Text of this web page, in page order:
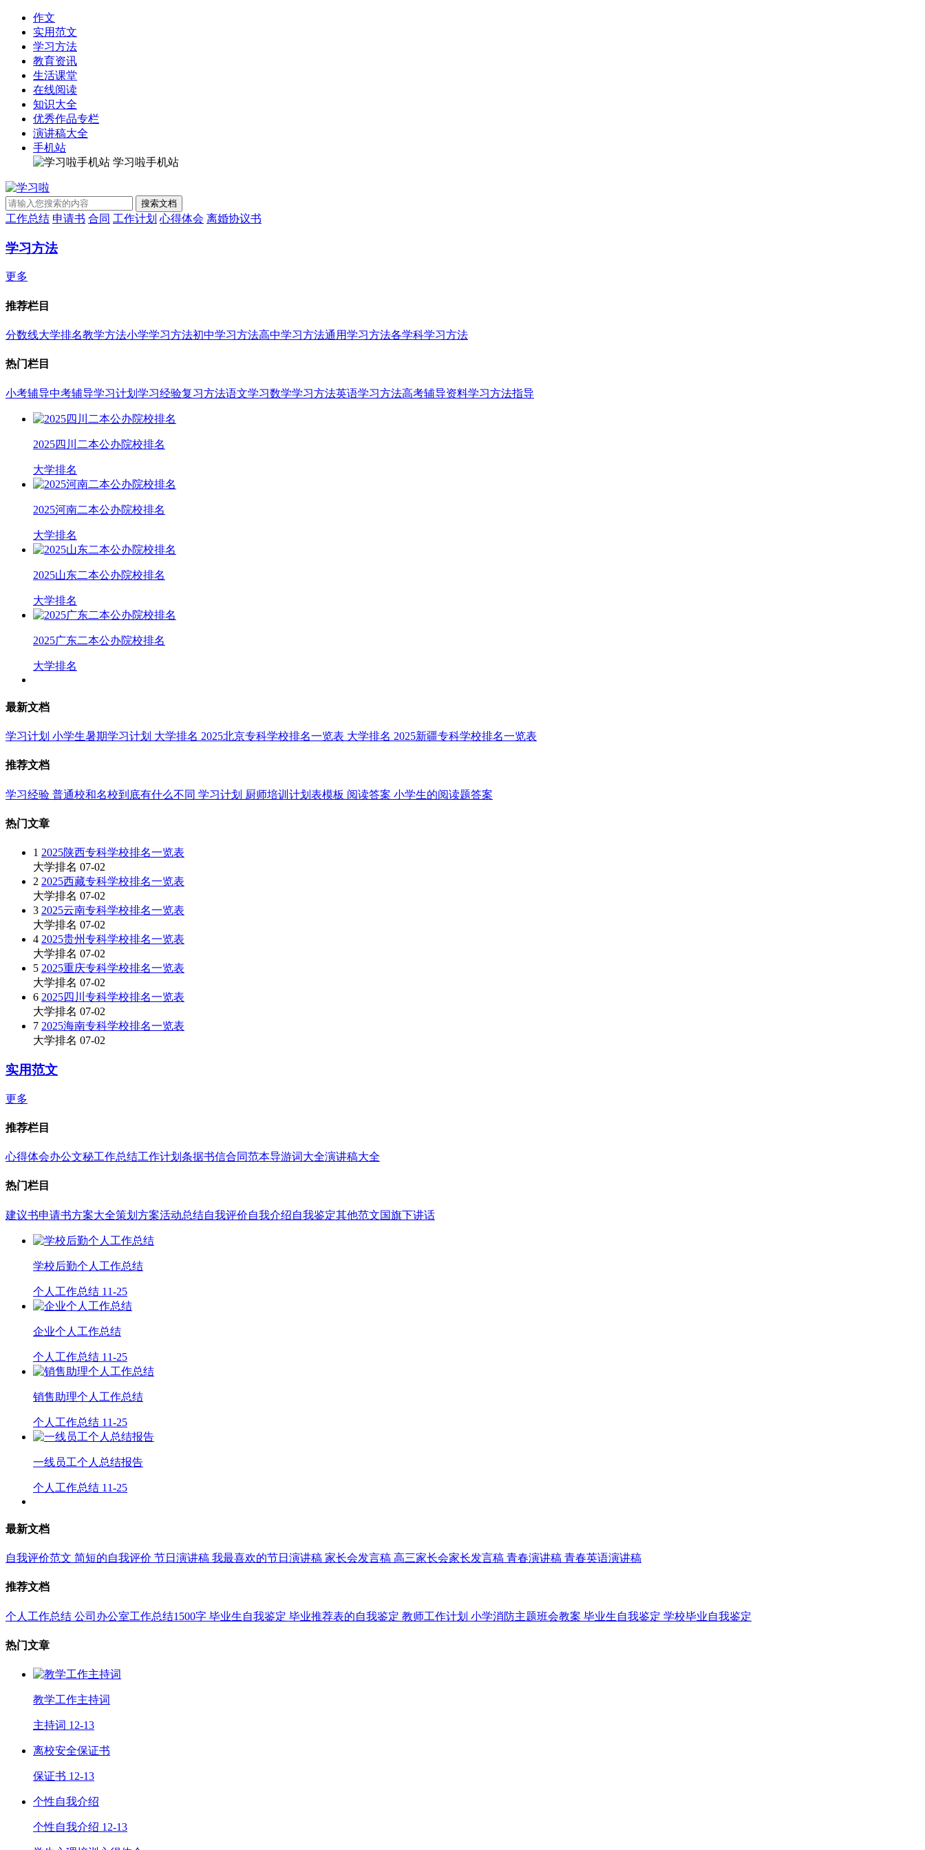
作文
实用范文
学习方法
教育资讯
生活课堂
在线阅读
知识大全
优秀作品专栏
演讲稿大全
手机站
学习啦手机站
工作总结 申请书 合同 工作计划 心得体会 离婚协议书
学习方法
更多
推荐栏目
分数线大学排名教学方法小学学习方法初中学习方法高中学习方法通用学习方法各学科学习方法
热门栏目
小考辅导中考辅导学习计划 学习经验复习方法语文学习数学学习方法英语学习方法高考辅导资料学习方法指导
2025四川二本公办院校排名
大学排名
2025河南二本公办院校排名
大学排名
2025山东二本公办院校排名
大学排名
2025广东二本公办院校排名
大学排名
最新文档
学习计划 小学生暑期学习计划 大学排名 2025北京专科学校排名一览表 大学排名 2025新疆专科学校排名一览表
推荐文档
学习经验 普通校和名校到底有什么不同 学习计划 厨师培训计划表模板 阅读答案 小学生的阅读题答案
热门文章
1 2025陕西专科学校排名一览表
大学排名 07-02
2 2025西藏专科学校排名一览表
大学排名 07-02
3 2025云南专科学校排名一览表
大学排名 07-02
4 2025贵州专科学校排名一览表
大学排名 07-02
5 2025重庆专科学校排名一览表
大学排名 07-02
6 2025四川专科学校排名一览表
大学排名 07-02
7 2025海南专科学校排名一览表
大学排名 07-02
实用范文
更多
推荐栏目
心得体会办公文秘工作总结工作计划 条据书信合同范本导游词大全演讲稿大全
热门栏目
建议书申请书方案大全策划方案活动总结自我评价自我介绍自我鉴定其他范文国旗下讲话
学校后勤个人工作总结
个人工作总结 11-25
企业个人工作总结
个人工作总结 11-25
销售助理个人工作总结
个人工作总结 11-25
一线员工个人总结报告
个人工作总结 11-25
最新文档
自我评价范文 简短的自我评价 节日演讲稿 我最喜欢的节日演讲稿 家长会发言稿 高三家长会家长发言稿 青春演讲稿 青春英语演讲稿
推荐文档
个人工作总结 公司办公室工作总结1500字 毕业生自我鉴定 毕业推荐表的自我鉴定 教师工作计划 小学消防主题班会教案 毕业生自我鉴定 学校毕业自我鉴定
热门文章
教学工作主持词
主持词 12-13
离校安全保证书
保证书 12-13
个性自我介绍
个性自我介绍 12-13